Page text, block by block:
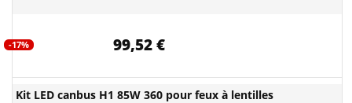
-17% 99,52 €
Kit LED canbus H1 85W 360 pour feux à lentilles